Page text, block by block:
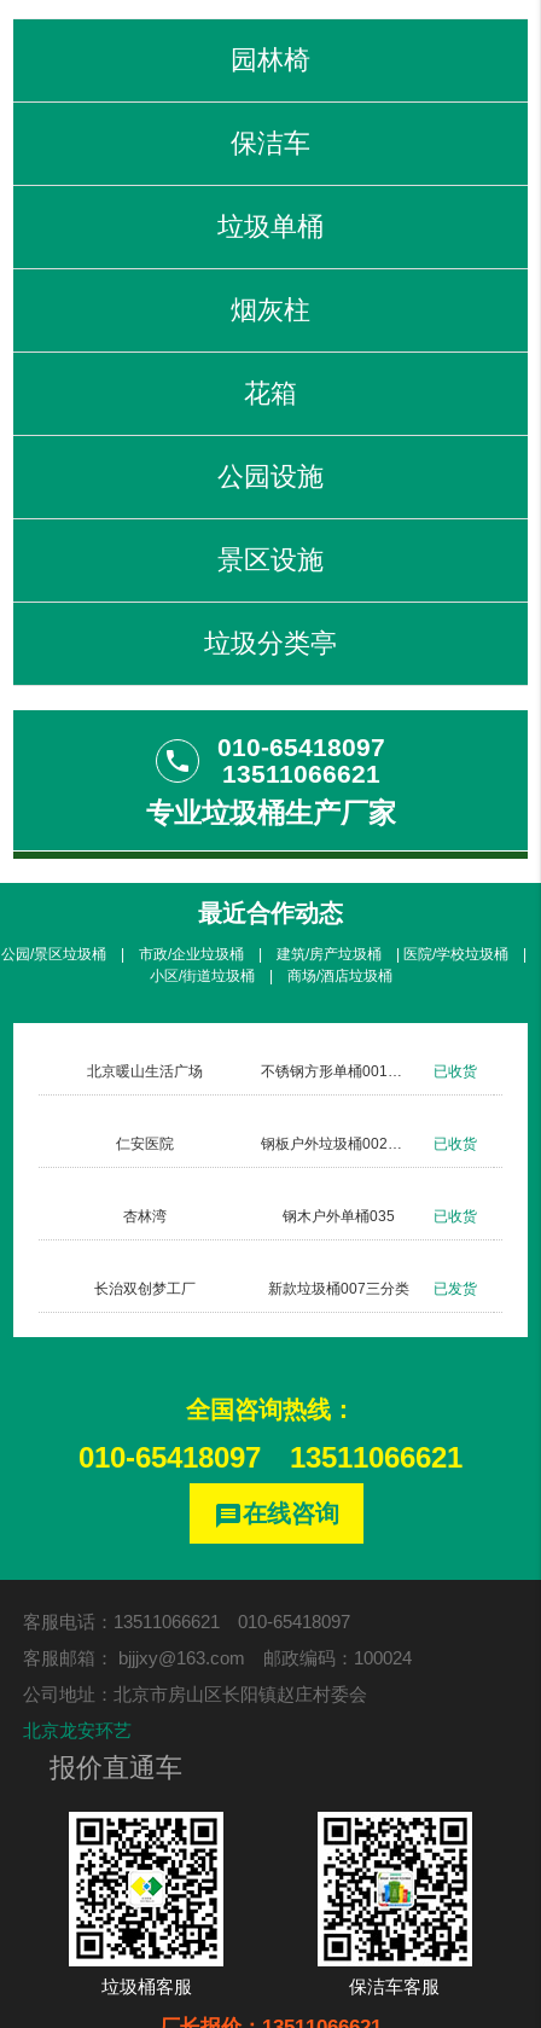
园林椅
保洁车
垃圾单桶
烟灰柱
花箱
公园设施
景区设施
垃圾分类亭
phone
010-65418097
13511066621
专业垃圾桶生产厂家
最近合作动态
公园/景区垃圾桶 | 市政/企业垃圾桶 | 建筑/房产垃圾桶 | 医院/学校垃圾桶 |
小区/街道垃圾桶 | 商场/酒店垃圾桶
北京暖山生活广场 不锈钢方形单桶001定制款 已收货
仁安医院 钢板户外垃圾桶002玫瑰金 已收货
杏林湾 钢木户外单桶035 已收货
长治双创梦工厂 新款垃圾桶007三分类 已发货
全国咨询热线：
010-65418097 13511066621
message在线咨询
客服电话：13511066621 010-65418097
客服邮箱： bjjjxy@163.com 邮政编码：100024
公司地址：北京市房山区长阳镇赵庄村委会
北京龙安环艺
报价直通车
垃圾桶客服 保洁车客服